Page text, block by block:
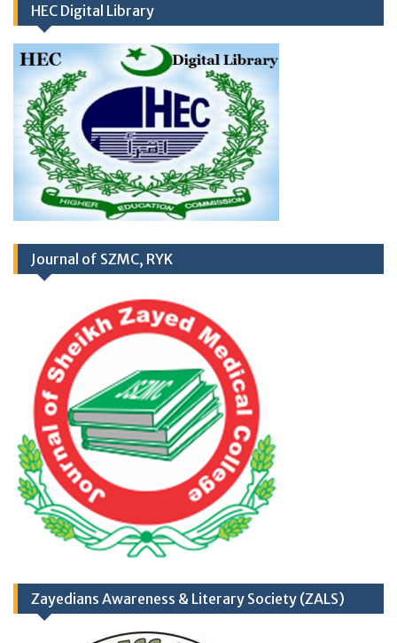
03RDMarch 2026Career Opportunities at
Newly Cardiac Center (CARDIOLOGY UNIT-
II) Sheikh Zayed Medical College/Hospital,
Application Form
17THSeptember
Opportunities)
HEC Digital Library
Journal of SZMC, RYK
Zayedians Awareness & Literary Society (ZALS)